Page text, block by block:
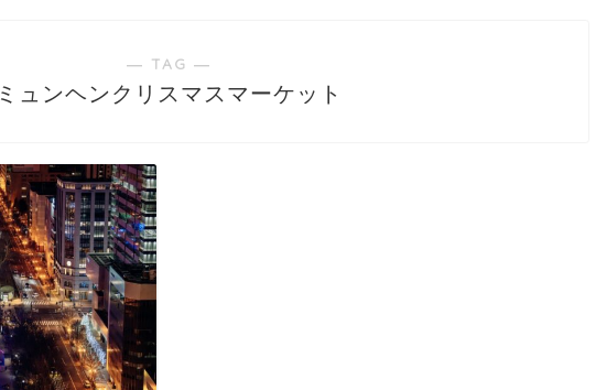
― TAG ―
ミュンヘンクリスマスマーケット